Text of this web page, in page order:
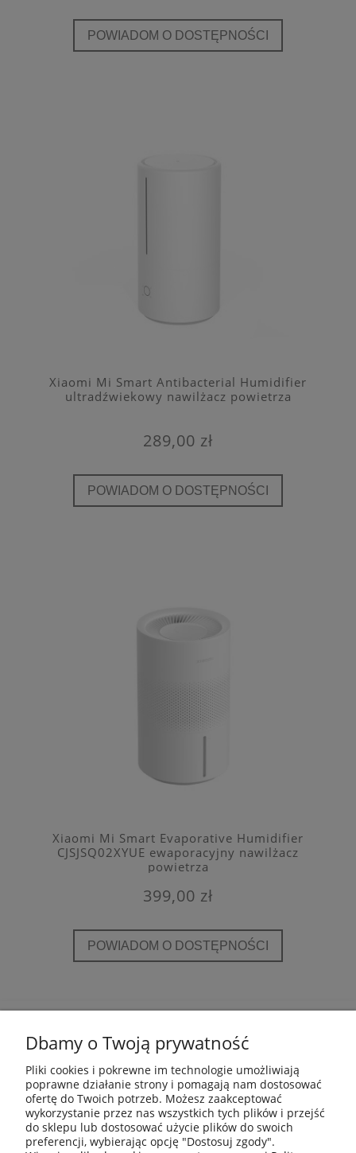
POWIADOM O DOSTĘPNOŚCI
Xiaomi Mi Smart Antibacterial Humidifier
ultradźwiekowy nawilżacz powietrza
289,00 zł
POWIADOM O DOSTĘPNOŚCI
Xiaomi Mi Smart Evaporative Humidifier
CJSJSQ02XYUE ewaporacyjny nawilżacz
powietrza
399,00 zł
POWIADOM O DOSTĘPNOŚCI
INFORMACJE
PŁATNOŚCI I DOSTAWA
Dbamy o Twoją prywatność
Pliki cookies i pokrewne im technologie umożliwiają
poprawne działanie strony i pomagają nam dostosować
ofertę do Twoich potrzeb. Możesz zaakceptować
wykorzystanie przez nas wszystkich tych plików i przejść
do sklepu lub dostosować użycie plików do swoich
preferencji, wybierając opcję "Dostosuj zgody".